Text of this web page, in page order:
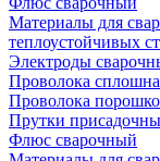
Материалы для
теплоустойчивых
Электроды
Проволока
Проволока
Прутки
Флюс сварочный